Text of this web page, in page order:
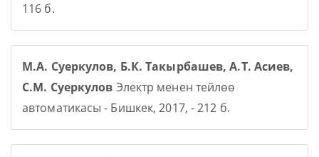
116 б.
М.А. Суеркулов, Б.К. Такырбашев, А.Т. Асиев,
С.М. Суеркулов Электр менен тейлөө
автоматикасы - Бишкек, 2017, - 212 б.